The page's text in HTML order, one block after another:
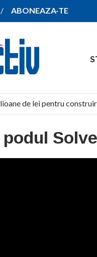
ABONEAZA-TE
de lei pentru
podul